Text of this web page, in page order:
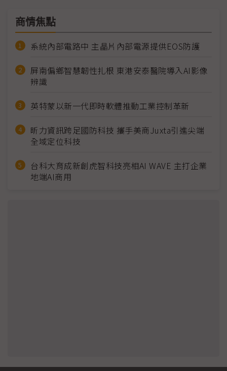
商情焦點
系統內部電路中 主晶片內部電源提供EOS防護
屏南偏鄉智慧韌性扎根 東港安泰醫院導入AI影像
辨識
英特蒙以新一代即時軟體推動工業控制革新
昕力資訊跨足國防科技 攜手美商Juxta引進尖端
全域定位科技
台科大育成新創虎智科技亮相AI WAVE 主打企業
地端AI商用